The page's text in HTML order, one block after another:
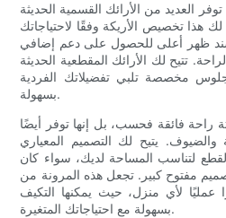
توفر العديد من الأرائك القسمية الحديثة
لك هذا تخصيص الأريكة وفقًا لاحتياجاتك
ظهر أعلى للحصول على دعم إضافي
تتيح لك الأرائك المقطعية الحديثة
جلوس مخصصة تلبي تفضيلاتك الفردية
بسهولة.
راحة فائقة فحسب، بل إنها توفر أيضًا
والضيوف. يتيح لك التصميم المعياري
لتناسب المساحة لديك، سواء كان
مفتوح كبير. تجعل هذه المرونة من
عمليًا لأي منزل، حيث يمكنها التكيف
بسهولة مع احتياجاتك المتغيرة.